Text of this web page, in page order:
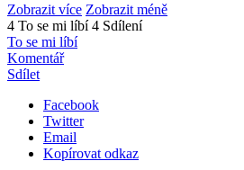
Zobrazit více Zobrazit méně
4 To se mi líbí 4 Sdílení
To se mi líbí
Komentář
Sdílet
Facebook
Twitter
Email
Kopírovat odkaz